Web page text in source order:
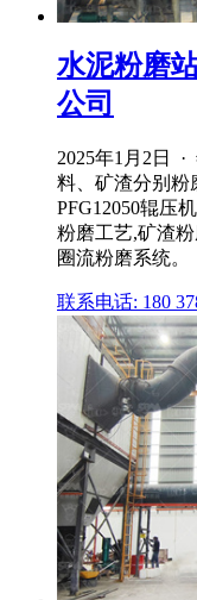
水泥粉磨
公司
2025年1月2日
料、矿渣分别粉
PFG12050辊压
粉磨工艺,矿渣
圈流粉磨系统。
联系电话: 180